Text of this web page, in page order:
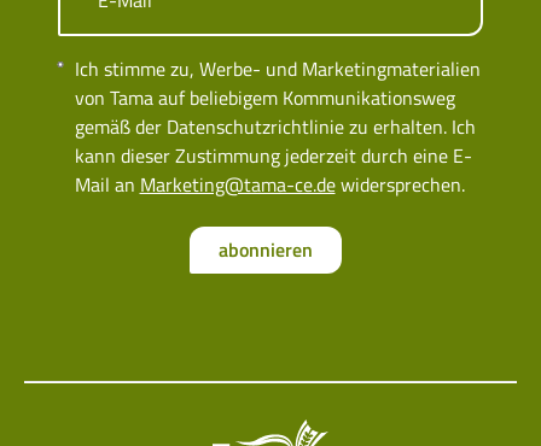
Ich stimme zu, Werbe- und Marketingmaterialien
von Tama auf beliebigem Kommunikationsweg
gemäß der Datenschutzrichtlinie zu erhalten. Ich
kann dieser Zustimmung jederzeit durch eine E-
Mail an Marketing@tama-ce.dewidersprechen.
abonnieren